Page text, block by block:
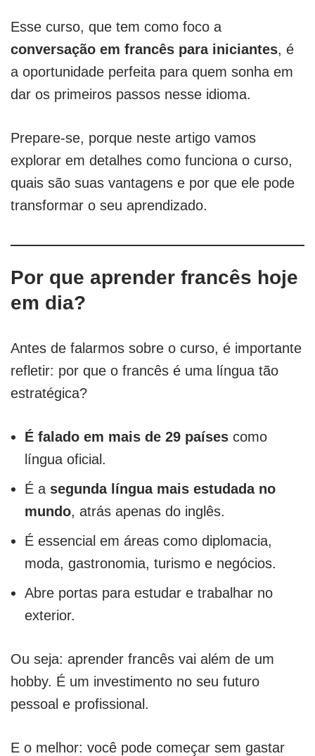
Esse curso, que tem como foco a
conversação em francês para iniciantes, é
a oportunidade perfeita para quem sonha em
dar os primeiros passos nesse idioma.
Prepare-se, porque neste artigo vamos
explorar em detalhes como funciona o curso,
quais são suas vantagens e por que ele pode
transformar o seu aprendizado.
Por que aprender francês hoje
em dia?
Antes de falarmos sobre o curso, é importante
refletir: por que o francês é uma língua tão
estratégica?
É falado em mais de 29 países como
língua oficial.
É a segunda língua mais estudada no
mundo, atrás apenas do inglês.
É essencial em áreas como diplomacia,
moda, gastronomia, turismo e negócios.
Abre portas para estudar e trabalhar no
exterior.
Ou seja: aprender francês vai além de um
hobby. É um investimento no seu futuro
pessoal e profissional.
E o melhor: você pode começar sem gastar